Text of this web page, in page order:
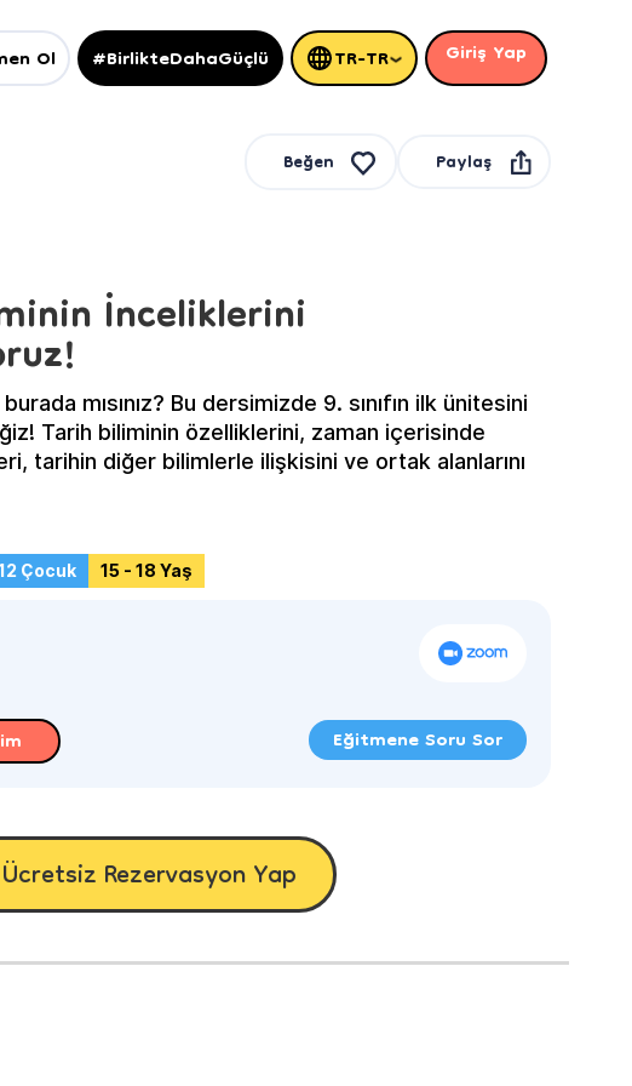
Ol #BirlikteDahaGüçlü TR-TR Giriş Yap
Beğen Paylaş
İnceliklerini
mısınız? Bu dersimizde 9. sınıfın ilk ünitesini
Tarih biliminin özelliklerini, zaman içerisinde
tarihin diğer bilimlerle ilişkisini ve ortak alanlarını
Çocuk 15 - 18 Yaş
Eğitmene Soru Sor
Ücretsiz Rezervasyon Yap